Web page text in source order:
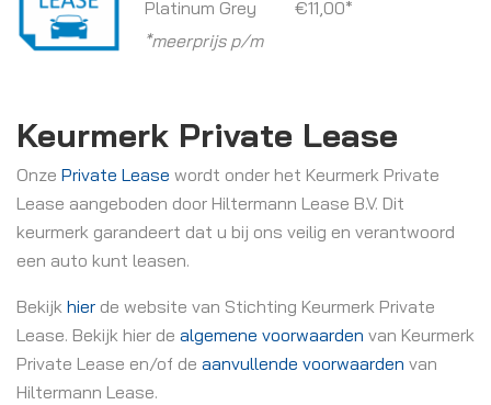
Platinum Grey
€11,00*
*meerprijs p/m
Keurmerk Private Lease
Onze Private Lease wordt onder het Keurmerk Private
Lease aangeboden door Hiltermann Lease B.V. Dit
keurmerk garandeert dat u bij ons veilig en verantwoord
een auto kunt leasen.
Bekijk hier de website van Stichting Keurmerk Private
Lease. Bekijk hier de algemene voorwaarden van Keurmerk
Private Lease en/of de aanvullende voorwaarden van
Hiltermann Lease.